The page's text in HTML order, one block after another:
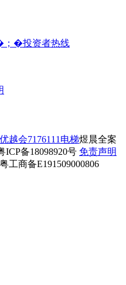
；�投资者热线
越会7176111电梯煜晨全案
ICP备18098920号 免责声明
工商备E191509000806